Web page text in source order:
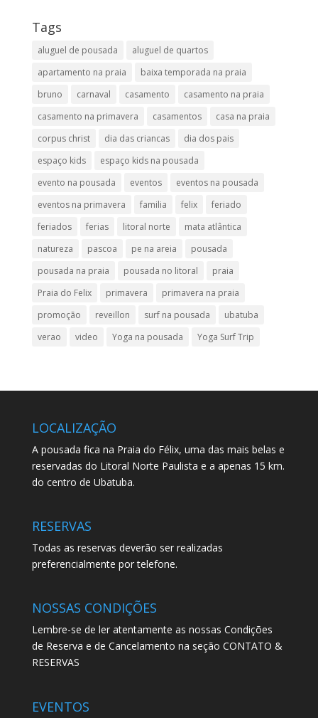
Tags
aluguel de pousada
aluguel de quartos
apartamento na praia
baixa temporada na praia
bruno
carnaval casamento
casamento na praia
casamento na primavera
casamentos
casa na praia
corpus christ
dia das criancas
dia dos pais
espaço kids
espaço kids na pousada
evento na pousada
eventos
eventos na pousada
eventos na primavera
familia felix
feriado
feriados
ferias litoral norte
mata atlântica
natureza
pascoa pe na areia
pousada
pousada na praia
pousada no litoral
praia
Praia do Felix
primavera
primavera na praia
promoção
reveillon surf na pousada
ubatuba
verao
video Yoga na pousada Yoga Surf Trip
LOCALIZAÇÃO
A pousada fica na Praia do Félix, uma das mais belas e
reservadas do Litoral Norte Paulista e a apenas 15 km.
do centro de Ubatuba.
RESERVAS
Todas as reservas deverão ser realizadas
preferencialmente por telefone.
NOSSAS CONDIÇÕES
Lembre-se de ler atentamente as nossas Condições
de Reserva e de Cancelamento na seção CONTATO &
RESERVAS
EVENTOS